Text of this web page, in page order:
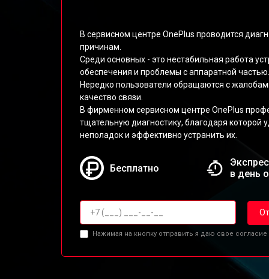
В сервисном центре OnePlus проводится
причинам.
Среди основных - это нестабильная работа
обеспечения и проблемы с аппаратной частью.
Нередко пользователи обращаются с
качество связи.
В фирменном сервисном центре OnePlus
тщательную диагностику, благодаря которой
неполадок и эффективно устранить их.
Бесплатно
в день
Нажимая на кнопку отправить я даю свое согласие